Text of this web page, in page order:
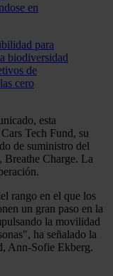
para
biodiversidad
de
cero
esta
Tech Fund, su
de suministro del
Breathe Charge. La
rango en el que los
un gran paso en la
la movilidad
ha señalado la
Ann-Sofie Ekberg.